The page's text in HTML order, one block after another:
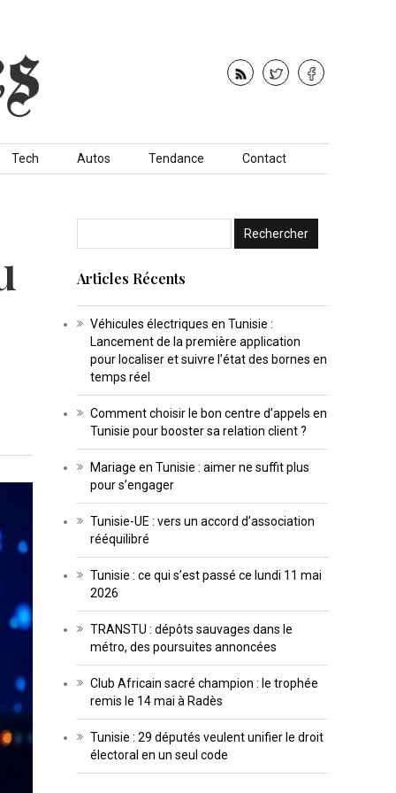
Tech Autos Tendance Contact
Articles Récents
Véhicules électriques en Tunisie :
Lancement de la première application
pour localiser et suivre l’état des bornes en
temps réel
Comment choisir le bon centre d’appels en
Tunisie pour booster sa relation client ?
Mariage en Tunisie : aimer ne suffit plus
pour s’engager
Tunisie-UE : vers un accord d’association
rééquilibré
Tunisie : ce qui s’est passé ce lundi 11 mai
2026
TRANSTU : dépôts sauvages dans le
métro, des poursuites annoncées
Club Africain sacré champion : le trophée
remis le 14 mai à Radès
Tunisie : 29 députés veulent unifier le droit
électoral en un seul code